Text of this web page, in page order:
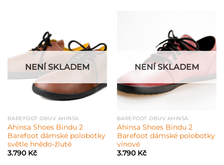
NENÍ SKLADEM
BAREFOOT OBUV AHINSA
Ahinsa Shoes Bindu 2
Barefoot dámské polobotky
světle hnědo-žluté
3.790 Kč
NENÍ SKLADEM
BAREFOOT OBUV AHINSA
Ahinsa Shoes Bindu 2
Barefoot dámské polobotky
vínové
3.790 Kč